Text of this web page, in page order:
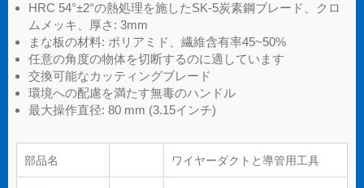
HRC 54°±2°の熱処理を施したSK-5炭素鋼ブレード、クロ
ムメッキ、厚さ: 3mm
まな板の材料: ポリアミド、繊維含有率45~50%
任意の角度の物体を切断するのに適しています
交換可能なカッティングブレード
環境への配慮を満たす無毒のハンドル
最大操作直径: 80 mm (3.15インチ)
部品名 ワイヤーダクトと導管用工具